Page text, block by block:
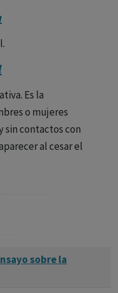
Es la
o mujeres
sin contactos con
al cesar el
sobre la